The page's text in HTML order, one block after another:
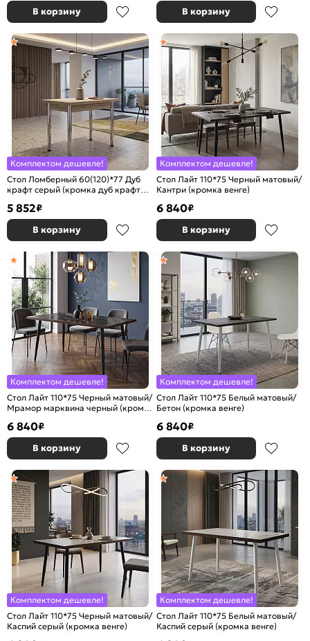
В корзину В корзину
Комплектом дешевле!
Стол Ломберный 60(120)*77 Дуб
крафт серый (кромка дуб крафт
5 852₽
В корзину
Комплектом дешевле!
Стол Лайт 110*75 Черный матовый/
Кантри (кромка венге)
6 840₽
В корзину
Комплектом дешевле!
Стол Лайт 110*75 Черный матовый/
Мрамор марквина черный (кромка
6 840₽
В корзину
Комплектом дешевле!
Стол Лайт 110*75 Белый матовый/
Бетон (кромка венге)
6 840₽
В корзину
Комплектом дешевле!
Стол Лайт 110*75 Черный матовый/
Каспий серый (кромка венге)
Комплектом дешевле!
Стол Лайт 110*75 Белый матовый/
Каспий серый (кромка венге)